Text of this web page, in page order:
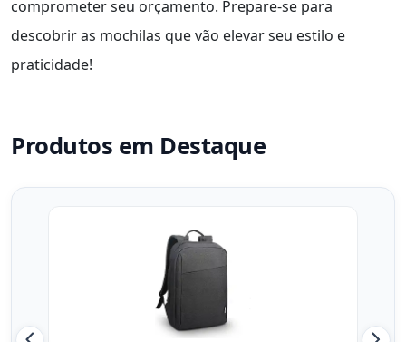
comprometer seu orçamento. Prepare-se para
descobrir as mochilas que vão elevar seu estilo e
praticidade!
Produtos em Destaque